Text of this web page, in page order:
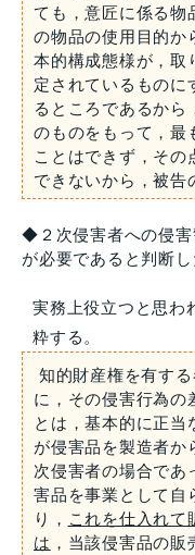
ても，意匠に係る物
の物品の使用目的か
本的構成態様が，取
定されているものに
るところであるから
のものをもって，最
ことはできず，その
できないから，被告
◆２次侵害者への侵害
が必要であると判断し
実務上役立つと思わ
粋する。
知的財産権を有す
に，その侵害行為の
とは，基本的に正当
が侵害品を製造者か
次侵害者の場合であ
害品を事業として自
り， これを仕入れて
は ，当該侵害品の